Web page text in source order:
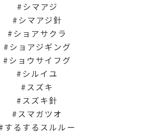
シマアジ
シマアジ針
ショアサクラ
ショアジギング
ショウサイフグ
シルイユ
スズキ
スズキ針
スマガツオ
するするスルルー